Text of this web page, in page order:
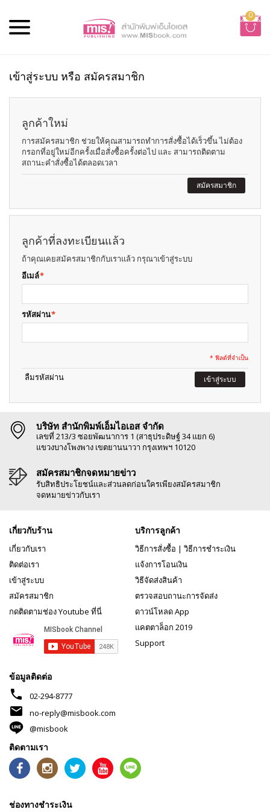
0
เข้าสู่ระบบ หรือ สมัครสมาชิก
ลูกค้าใหม่
การสมัครสมาชิก ช่วยให้คุณสามารถทำการสั่งซื้อได้เร็วขึ้น ไม่ต้อง
กรอกที่อยู่ใหม่อีกครั้งเมื่อสั่งซื้อครั้งต่อไป และ สามารถติดตาม
สถานะคำสั่งซื้อได้ตลอดเวลา
สมัครสมาชิก
ลูกค้าที่ลงทะเบียนแล้ว
ถ้าคุณเคยสมัครสมาชิกกับเราแล้ว กรุณาเข้าสู่ระบบ
*
อีเมล์
*
รหัสผ่าน
* ฟิลด์ที่จำเป็น
ลืมรหัสผ่าน เข้าสู่ระบบ
บริษัท สำนักพิมพ์เอ็มไอเอส จำกัด
เลขที่ 213/3 ซอยพัฒนาการ 1 (สาธุประดิษฐ์ 34 แยก 6)
แขวงบางโพงพาง เขตยานนาวา กรุงเทพฯ 10120
สมัครสมาชิกจดหมายข่าว
รับสิทธิประโยชน์และส่วนลดก่อนใครเพียงสมัครสมาชิก
จดหมายข่าวกับเรา
เกี่ยวกับร้าน
เกี่ยวกับเรา
ติดต่อเรา
เข้าสู่ระบบ
สมัครสมาชิก
กดติดตามช่อง Youtube ที่นี่
บริการลูกค้า
วิธีการสั่งซื้อ | วิธีการชำระเงิน
แจ้งการโอนเงิน
วิธีจัดส่งสินค้า
ตรวจสอบถานะการจัดส่ง
ดาวน์โหลด App
แคตตาล็อก 2019
Support
ข้อมูลติดต่อ
phone 02-294-8777
mail
no-reply@misbook.com
@misbook
ติดตามเรา
ช่องทางชำระเงิน